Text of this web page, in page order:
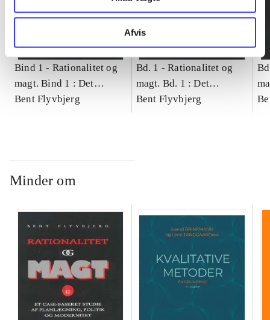
Afvis
Bind 1 - Rationalitet og
magt. Bind 1 : Det
konkretes videnskab
Bent Flyvbjerg
Bd. 1 -Rationalitet og
magt. Bd. 1 : Det
konkretes videnskab
Bent Flyvbjerg
Minder om